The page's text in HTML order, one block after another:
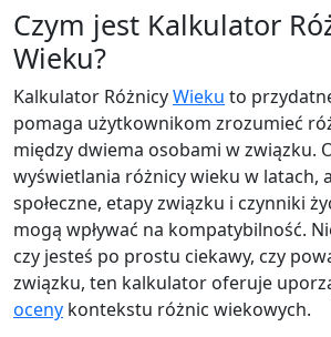
Czym jest Kalkulator
Wieku?
Kalkulator RóżnicyWieku to
pomaga użytkownikom zrozumieć
między dwiema osobami w związku.
wyświetlania różnicy wieku w latach,
społeczne, etapy związku i czynniki
mogą wpływać na kompatybilność.
czy jesteś po prostu ciekawy, czy
związku, ten kalkulator oferuje
oceny kontekstu różnic wiekowych.